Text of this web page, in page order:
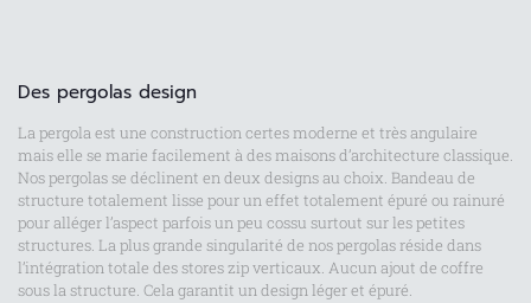
Des pergolas design
La pergola est une construction certes moderne et très angulaire
mais elle se marie facilement à des maisons d’architecture classique.
Nos pergolas se déclinent en deux designs au choix. Bandeau de
structure totalement lisse pour un effet totalement épuré ou rainuré
pour alléger l’aspect parfois un peu cossu surtout sur les petites
structures. La plus grande singularité de nos pergolas réside dans
l’intégration totale des stores zip verticaux. Aucun ajout de coffre
sous la structure. Cela garantit un design léger et épuré.